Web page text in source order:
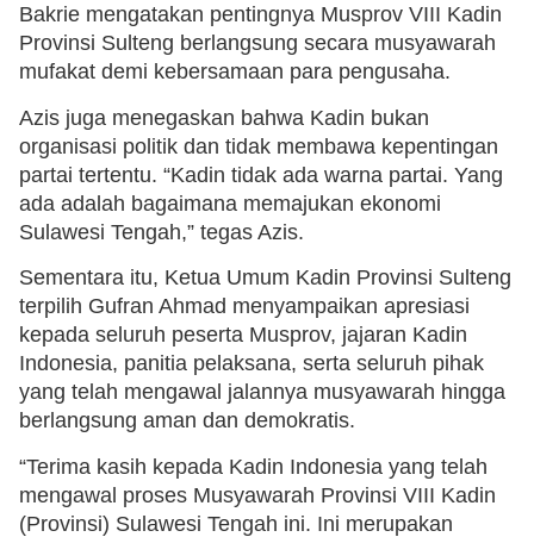
Bakrie mengatakan pentingnya Musprov VIII Kadin
Provinsi Sulteng berlangsung secara musyawarah
mufakat demi kebersamaan para pengusaha.
Azis juga menegaskan bahwa Kadin bukan
organisasi politik dan tidak membawa kepentingan
partai tertentu. “Kadin tidak ada warna partai. Yang
ada adalah bagaimana memajukan ekonomi
Sulawesi Tengah,” tegas Azis.
Sementara itu, Ketua Umum Kadin Provinsi Sulteng
terpilih Gufran Ahmad menyampaikan apresiasi
kepada seluruh peserta Musprov, jajaran Kadin
Indonesia, panitia pelaksana, serta seluruh pihak
yang telah mengawal jalannya musyawarah hingga
berlangsung aman dan demokratis.
“Terima kasih kepada Kadin Indonesia yang telah
mengawal proses Musyawarah Provinsi VIII Kadin
(Provinsi) Sulawesi Tengah ini. Ini merupakan